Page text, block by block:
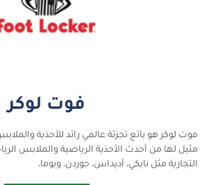
فوت لوكر
فوت لوكر هو بائع تجزئة عالمي رائد للأحذية
مثيل لها من أحدث الأحذية الرياضية والملابس
التجارية مثل نايكي، أديداس، جوردن، وبوما،